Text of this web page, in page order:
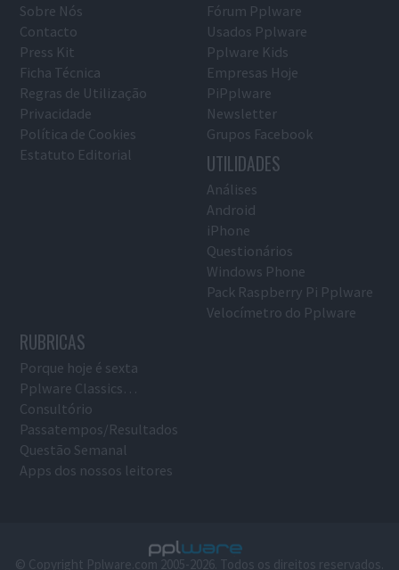
Sobre Nós
Contacto
Press Kit
Ficha Técnica
Regras de Utilização
Privacidade
Política de Cookies
Estatuto Editorial
Fórum Pplware
Usados Pplware
Pplware Kids
Empresas Hoje
PiPplware
Newsletter
Grupos Facebook
UTILIDADES
Análises
Android
iPhone
Questionários
Windows Phone
Pack Raspberry Pi Pplware
Velocímetro do Pplware
RUBRICAS
Porque hoje é sexta
Pplware Classics…
Consultório
Passatempos/Resultados
Questão Semanal
Apps dos nossos leitores
© Copyright Pplware.com 2005-2026. Todos os direitos reservados.